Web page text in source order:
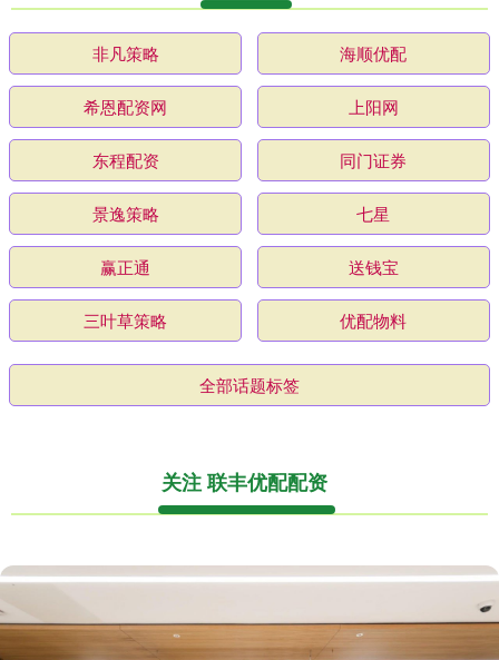
非凡策略 海顺优配
希恩配资网 上阳网
东程配资 同门证券
景逸策略 七星
赢正通 送钱宝
三叶草策略 优配物料
全部话题标签
关注 联丰优配配资